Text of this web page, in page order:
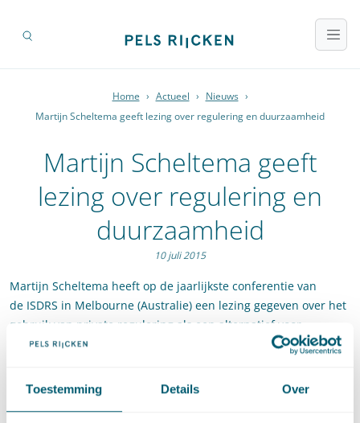
Toestemming Details Over
Home › Actueel › Nieuws ›
Martijn Scheltema geeft lezing over regulering en duurzaamheid
Martijn Scheltema geeft
lezing over regulering en
duurzaamheid
10 juli 2015
Martijn Scheltema heeft op de jaarlijkste conferentie van
de ISDRS in Melbourne (Australie) een lezing gegeven over het
gebruik van private regulering als een alternatief voor
publieke regulering. Hij is ingegaan op de vraag waarom en
alternatief is in plaats van of naast publieke regulering en